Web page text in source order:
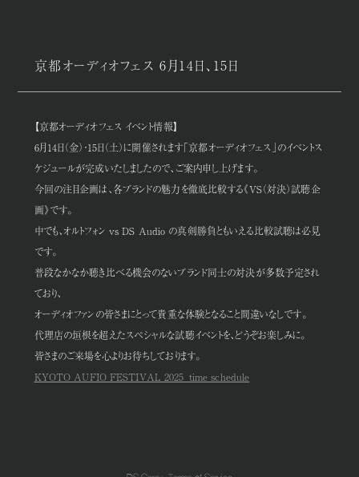
京都オーディオフェス 6月14日、15日
【京都オーディオフェス イベント情報】
6月14日（金）・15日（土）に開催されます「京都オーディオフェス」のイベントス
ケジュールが完成いたしましたので、ご案内申し上げます。
今回の注目企画は、各ブランドの魅力を徹底比較する《VS（対決）試聴企
画》です。
中でも、オルトフォン vs DS Audio の真剣勝負ともいえる比較試聴は必見
です。
普段なかなか聴き比べる機会のないブランド同士の対決が多数予定され
ており、
オーディオファンの皆さまにとって貴重な体験となること間違いなしです。
代理店の垣根を超えたスペシャルな試聴イベントを、どうぞお楽しみに。
皆さまのご来場を心よりお待ちしております。
KYOTO AUFIO FESTIVAL 2025_time schedule